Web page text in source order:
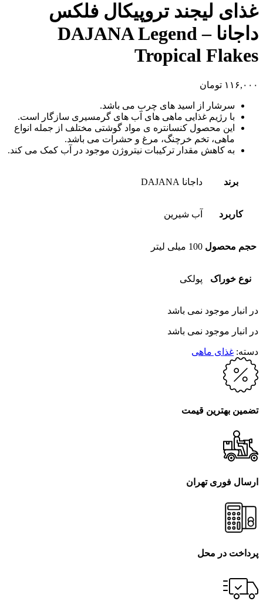
غذای لیجند تروپیکال فلکس
داجانا – DAJANA Legend
Tropical Flakes
۱۱۶,۰۰۰ تومان
سرشار از اسید های چرب می باشد.
با رژیم غذایی ماهی های آب های گرمسیری سازگار است.
این محصول کنسانتره ی مواد گوشتی مختلف از جمله انواع
ماهی، تخم خرچنگ، مرغ و حشرات می باشد.
به کاهش مقدار ترکیبات نیتروژن موجود در آب کمک می کند.
برند داجانا DAJANA
کاربرد آب شیرین
حجم محصول 100 میلی لیتر
نوع خوراک پولکی
در انبار موجود نمی باشد
در انبار موجود نمی باشد
دسته: غذای ماهی
تضمین بهترین قیمت
ارسال فوری تهران
پرداخت در محل